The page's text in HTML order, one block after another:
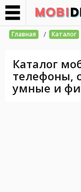
Главная / Каталог
Каталог
телефоны,
умные и